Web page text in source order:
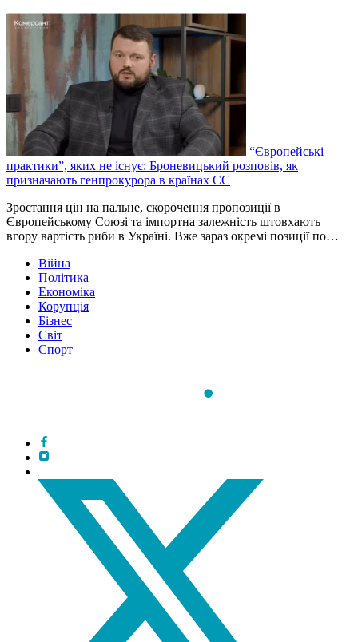
“Європейські
практики”, яких не існує: Броневицький розповів, як
призначають генпрокурора в країнах ЄС
Зростання цін на пальне, скорочення пропозиції в
Європейському Союзі та імпортна залежність штовхають
вгору вартість риби в Україні. Вже зараз окремі позиції по…
Війна
Політика
Економіка
Корупція
Бізнес
Світ
Спорт